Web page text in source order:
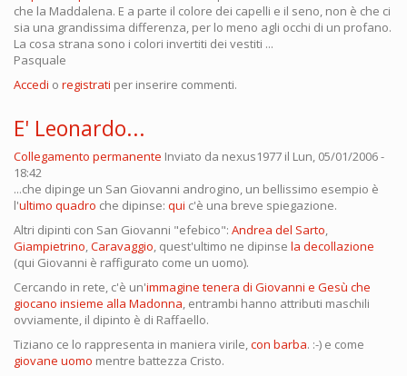
che la Maddalena. E a parte il colore dei capelli e il seno, non è che ci
sia una grandissima differenza, per lo meno agli occhi di un profano.
La cosa strana sono i colori invertiti dei vestiti ...
Pasquale
Accedi o registrati per inserire commenti.
E' Leonardo...
Collegamento permanente Inviato da nexus1977 il Lun, 05/01/2006 -
18:42
...che dipinge un San Giovanni androgino, un bellissimo esempio è
l'ultimo quadro che dipinse: qui c'è una breve spiegazione.
Altri dipinti con San Giovanni "efebico": Andrea del Sarto,
Giampietrino,Caravaggio, quest'ultimo ne dipinse la decollazione
(qui Giovanni è raffigurato come un uomo).
Cercando in rete, c'è un'immagine tenera di Giovanni e Gesù che
giocano insieme alla Madonna, entrambi hanno attributi maschili
ovviamente, il dipinto è di Raffaello.
Tiziano ce lo rappresenta in maniera virile,con barba. :-) e come
giovane uomo mentre battezza Cristo.